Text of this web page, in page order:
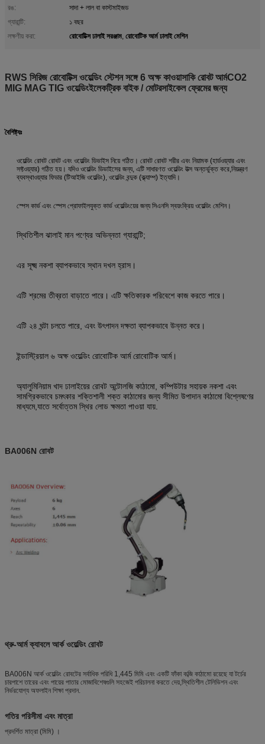
রঙ:
সাদা + লাল বা কাস্টমাইজড
গ্যারান্টি:
১ বছর
লক্ষণীয় করা:
রোবোটিক্স ঢালাই সরঞ্জাম, রোবোটিক আর্ম ঢালাই মেশিন
RWS সিরিজ রোবোটিক্স ওয়েল্ডিং স্টেশন সঙ্গে 6 অক্ষ কাওয়াসাকি রোবট আর্মCO2
MIG MAG TIG ওয়েল্ডিংইলেকট্রিক বাইক / মোটরসাইকেল ফ্রেমের জন্য
বৈশিষ্ট্যঃ
ওয়েল্ডিং রোবট রোবট এবং ওয়েল্ডিং ডিভাইস নিয়ে গঠিত। রোবট রোবট শরীর এবং নিয়ামক (হার্ডওয়্যার এবং
সফ্টওয়্যার) গঠিত হয়। যদিও ওয়েল্ডিং ডিভাইসের জন্য, এটি সাধারণত ওয়েল্ডিং উত্স অন্তর্ভুক্ত করে,নিয়ন্ত্রণ
ব্যবস্থাওয়্যার ফিডার (টিআইজি ওয়েল্ডিং), ওয়েল্ডিং বন্দুক (ক্ল্যাম্প) ইত্যাদি।
স্পেস কার্ভ এবং স্পেস প্রোফাইলযুক্ত কার্ভ ওয়েল্ডিংয়ের জন্য সিএনসি স্বয়ংক্রিয় ওয়েল্ডিং মেশিন।
স্থিতিশীল ঝালাই মান পণ্যের অভিন্নতা গ্যারান্টি;
এর সূক্ষ্ম নকশা ব্যাপকভাবে স্থান দখল হ্রাস।
এটি শ্রমের তীব্রতা বাড়াতে পারে। এটি ক্ষতিকারক পরিবেশে কাজ করতে পারে।
এটি ২৪ ঘন্টা চলতে পারে, এবং উৎপাদন দক্ষতা ব্যাপকভাবে উন্নত করে।
ইন্ডাস্ট্রিয়াল ৬ অক্ষ ওয়েল্ডিং রোবোটিক আর্ম রোবোটিক আর্ম।
অ্যালুমিনিয়াম খাদ ঢালাইয়ের রোবট অন্টোলজি কাঠামো, কম্পিউটার সহায়ক নকশা এবং
সামগ্রিকভাবে চমৎকার শক্তিশালী শক্ত কাঠামোর জন্য সীমিত উপাদান কাঠামো বিশ্লেষণের
মাধ্যমে,যাতে সর্বোত্তম স্থির লোড ক্ষমতা পাওয়া যায়.
BA006N রোবট
থ্রু-আর্ম ক্যাবলে আর্ক ওয়েল্ডিং রোবট
BA006N আর্ক ওয়েল্ডিং রোবটের সর্বাধিক পরিধি 1,445 মিমি এবং একটি ফাঁকা কব্জি কাঠামো রয়েছে যা টর্চের
চারপাশে তারের এবং পায়ের পাতার মোজাবিশেষগুলি সহজেই পরিচালনা করতে দেয়,স্থিতিশীল টেলিভিশন এবং
নির্ভরযোগ্য অফলাইন শিক্ষা প্রদান.
গতির পরিসীমা এবং মাত্রা
প্রদর্শিত মাত্রা (মিমি) ।